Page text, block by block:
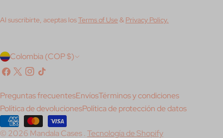
Al suscribirte, aceptas losTerms of Use & Privacy Policy.
P
a
í
s
/
Colombia (COP $)
Facebook
X
Instagram
Tik
© 2026 Mandala Cases.Tecnología de Shopify
Preguntas frecuentesEnvíosTérminos y condiciones
Política de devolucionesPolítica de protección de datos
Métodos
de